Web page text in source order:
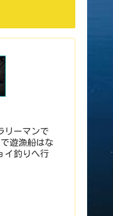
リーマンで
遊漁船はな
イ釣りへ行